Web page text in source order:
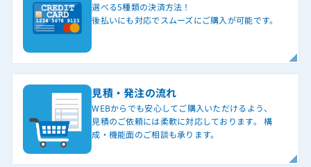
選べる5種類の決済方法！
後払いにも対応でスムーズにご購入が可能です。
見積・発注の流れ
WEBからでも安心してご購入いただけるよう、
見積のご依頼には柔軟に対応しております。 構
成・機能面のご相談も承ります。